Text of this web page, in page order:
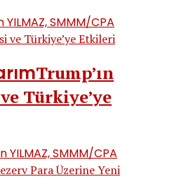
SMMM/CPA
Trump’ın
Türkiye’ye
YILMAZ, SMMM/CPA